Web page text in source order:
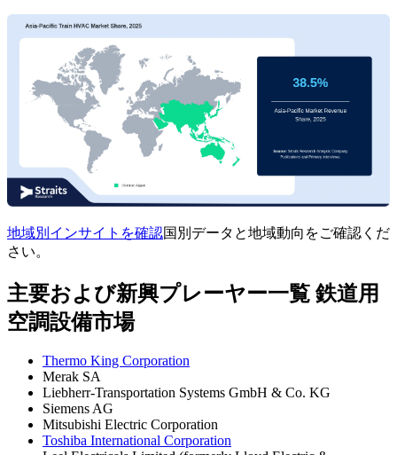
地域別インサイトを確認国別データと地域動向をご確認くだ
さい。
主要および新興プレーヤー一覧 鉄道用
空調設備市場
Thermo King Corporation
Merak SA
Liebherr-Transportation Systems GmbH & Co. KG
Siemens AG
Mitsubishi Electric Corporation
Toshiba International Corporation